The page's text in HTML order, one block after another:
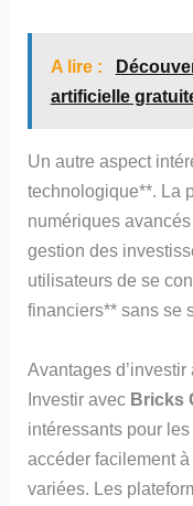
A lire :
artificielle
Un autre aspect
technologique**. La
numériques
gestion des
utilisateurs de se
financiers** sans se
Avantages
Investir avec Bricks
intéressants pour
accéder facilement
variées. Les